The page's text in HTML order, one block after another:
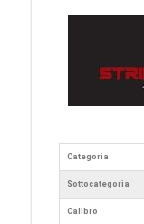
Categoria
Sottocategoria
Calibro